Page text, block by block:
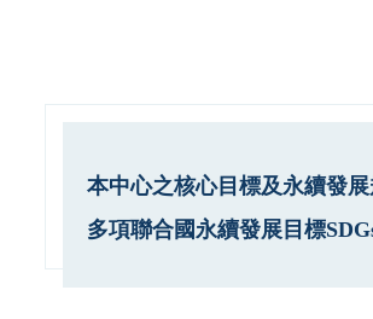
本中心之核心目標及永續發
多項聯合國永續發展目標